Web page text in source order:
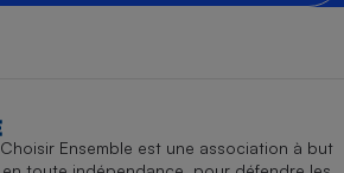
Ensemble est une association à but